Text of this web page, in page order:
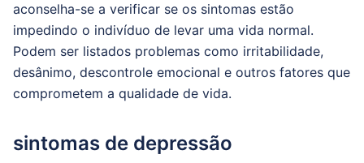
aconselha-se a verificar se os sintomas estão
impedindo o indivíduo de levar uma vida normal.
Podem ser listados problemas como irritabilidade,
desânimo, descontrole emocional e outros fatores que
comprometem a qualidade de vida.
sintomas de depressão